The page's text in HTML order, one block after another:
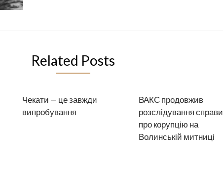
Related Posts
Чекати — це завжди
випробування
ВАКС продовжив
розслідування справи
про корупцію на
Волинській митниці